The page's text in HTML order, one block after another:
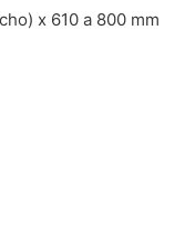
x 610 a 800 mm